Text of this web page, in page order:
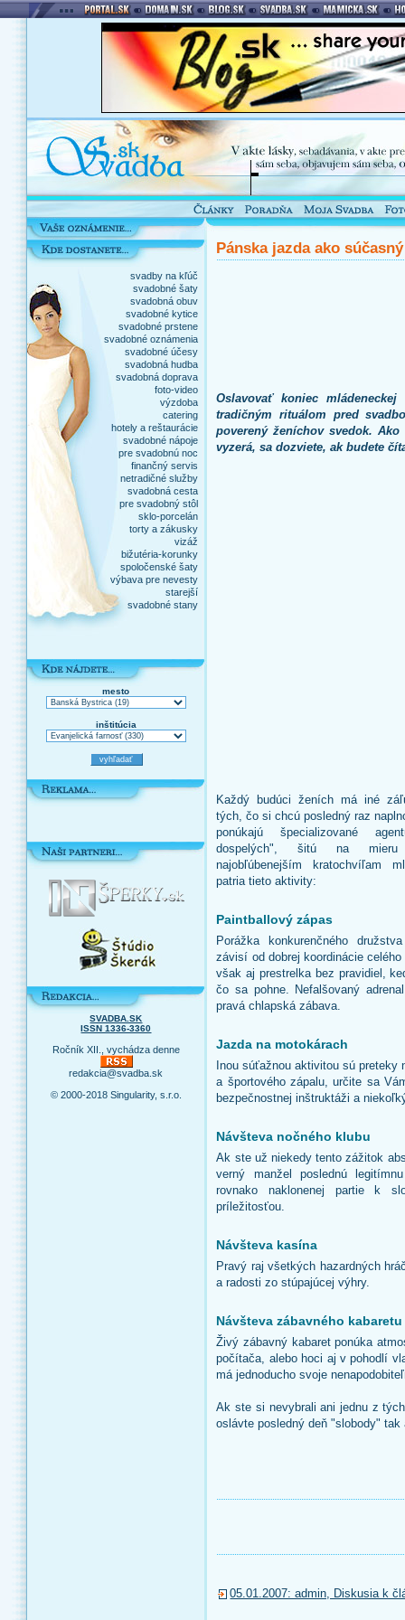
svadby na kľúč
svadobné šaty
svadobná obuv
svadobné kytice
svadobné prstene
svadobné oznámenia
svadobné účesy
svadobná hudba
svadobná doprava
foto-video
výzdoba
catering
hotely a reštaurácie
svadobné nápoje
pre svadobnú noc
finančný servis
netradičné služby
svadobná cesta
pre svadobný stôl
sklo-porcelán
torty a zákusky
vizáž
bižutéria-korunky
spoločenské šaty
výbava pre nevesty
starejší
svadobné stany
mesto
inštitúcia
SVADBA.SK
ISSN 1336-3360
Ročník XII., vychádza denne
redakcia@svadba.sk
© 2000-2018 Singularity, s.r.o.
Pánska jazda ako
Oslavovať koniec
tradičným rituálom pred
poverený ženíchov svedok.
vyzerá, sa dozviete, ak budete
Každý budúci ženích má iné
tých, čo si chcú posledný raz
ponúkajú špecializované
dospelých", šitú na
najobľúbenejším kratochvíľam
patria tieto aktivity:
Paintballový zápas
Porážka konkurenčného
závisí od dobrej koordinácie
však aj prestrelka bez pravidiel,
čo sa pohne. Nefalšovaný
pravá chlapská zábava.
Jazda na motokárach
Inou súťažnou aktivitou sú
a športového zápalu, určite sa
bezpečnostnej inštruktáži a
Návšteva nočného klubu
Ak ste už niekedy tento zážitok
verný manžel poslednú
rovnako naklonenej partie k
príležitosťou.
Návšteva kasína
Pravý raj všetkých hazardných
a radosti zo stúpajúcej výhry.
Návšteva zábavného kabaretu
Živý zábavný kabaret ponúka
počítača, alebo hoci aj v pohodlí
má jednoducho svoje
Ak ste si nevybrali ani jednu z
oslávte posledný deň "slobody"
05.01.2007: admin, Diskusia k